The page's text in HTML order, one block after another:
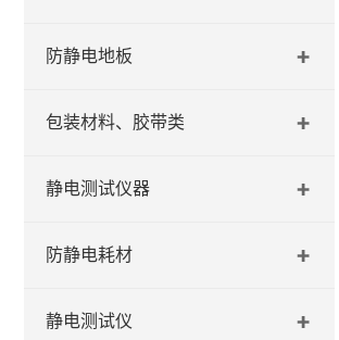
防静电地板
包装材料、胶带类
静电测试仪器
防静电耗材
静电测试仪